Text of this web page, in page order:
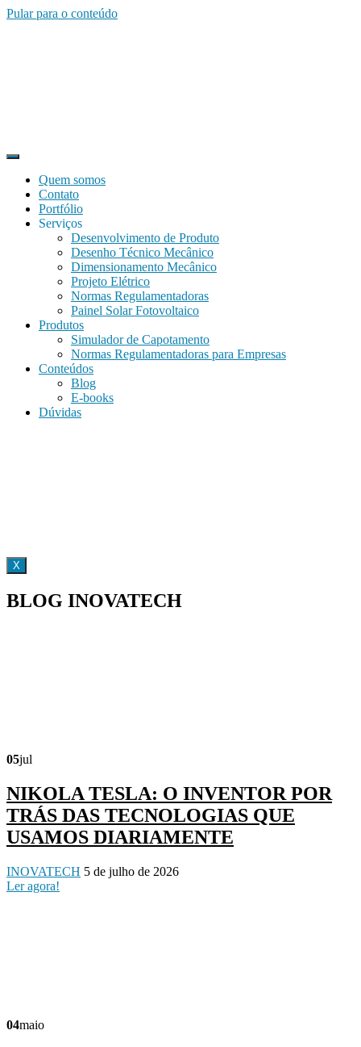
Pular para o conteúdo
Quem somos
Contato
Portfólio
Serviços
Desenvolvimento de Produto
Desenho Técnico Mecânico
Dimensionamento Mecânico
Projeto Elétrico
Normas Regulamentadoras
Painel Solar Fotovoltaico
Produtos
Simulador de Capotamento
Normas Regulamentadoras para Empresas
Conteúdos
Blog
E-books
Dúvidas
X
BLOG INOVATECH
05jul
NIKOLA TESLA: O INVENTOR POR
TRÁS DAS TECNOLOGIAS QUE
USAMOS DIARIAMENTE
INOVATECH 5 de julho de 2026
Ler agora!
04maio